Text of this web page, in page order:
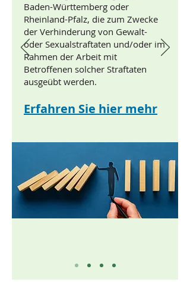
Baden-Württemberg oder
Rheinland-Pfalz, die zum Zwecke
der Verhinderung von Gewalt-
oder Sexualstraftaten und/oder im
Rahmen der Arbeit mit
Betroffenen solcher Straftaten
ausgeübt werden.
Erfahren Sie hier mehr